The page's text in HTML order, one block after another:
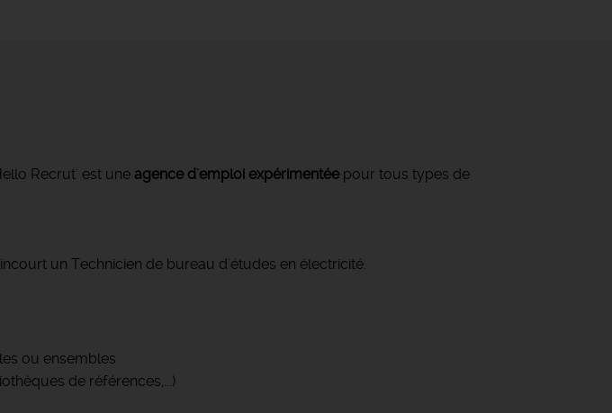
Recrut' est une agence d'emploi expérimentéepour tous types de
un Technicien de bureau d'études en électricité.
ou ensembles
de références,...)